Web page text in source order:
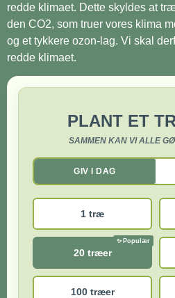
redde klimaet. Dette skyldes at
den CO2, som truer vores klima
og et tykkere ozon-lag. Vi skal
redde klimaet.
PLANT ET
SAMMEN KAN VI ALLE
GIV I DAG
1 træ
20 træer
100 træer